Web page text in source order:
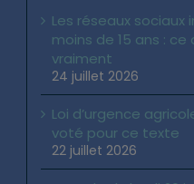
Les réseaux sociaux
moins de 15 ans : ce
vraiment
24 juillet 2026
Loi d’urgence
voté pour ce texte
22 juillet 2026